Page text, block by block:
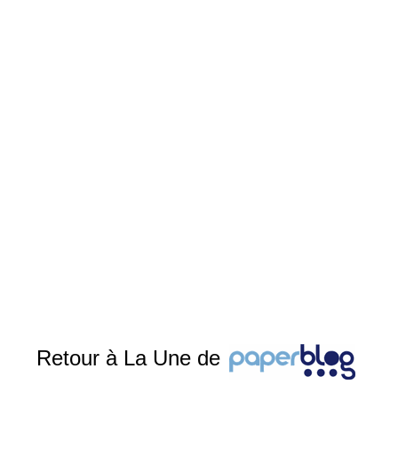
Retour à La Une de